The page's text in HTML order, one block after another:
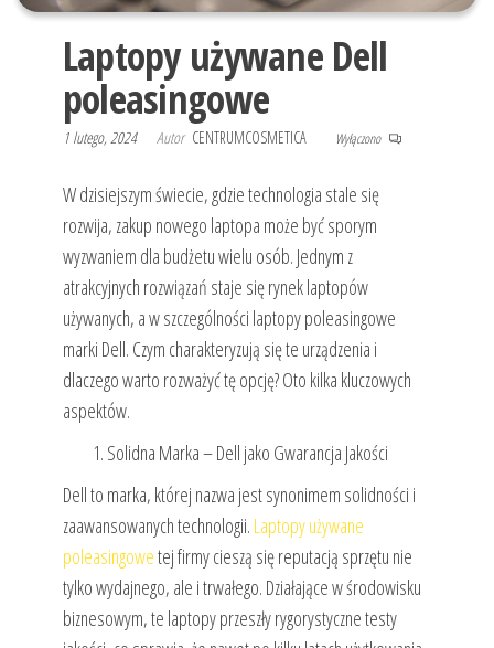
Laptopy używane Dell
poleasingowe
1 lutego, 2024 Autor CENTRUMCOSMETICA Wyłączono
W dzisiejszym świecie, gdzie technologia stale się
rozwija, zakup nowego laptopa może być sporym
wyzwaniem dla budżetu wielu osób. Jednym z
atrakcyjnych rozwiązań staje się rynek laptopów
używanych, a w szczególności laptopy poleasingowe
marki Dell. Czym charakteryzują się te urządzenia i
dlaczego warto rozważyć tę opcję? Oto kilka kluczowych
aspektów.
Solidna Marka – Dell jako Gwarancja Jakości
Dell to marka, której nazwa jest synonimem solidności i
zaawansowanych technologii. Laptopy używane
poleasingowetej firmy cieszą się reputacją sprzętu nie
tylko wydajnego, ale i trwałego. Działające w środowisku
biznesowym, te laptopy przeszły rygorystyczne testy